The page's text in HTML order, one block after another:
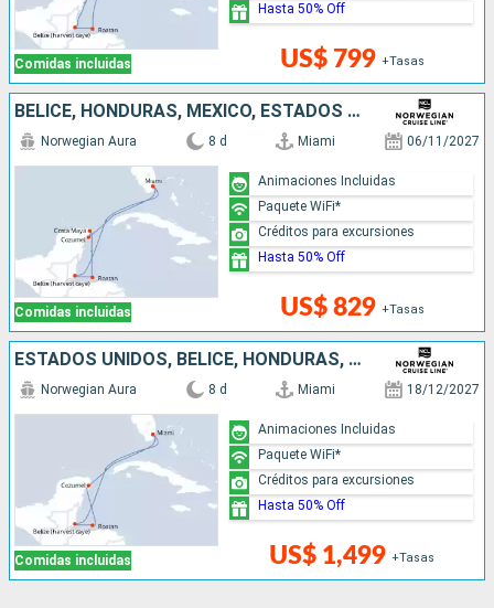
Comidas incluidas US$ 799 +Tasas
Hasta 50% Off
BELICE, HONDURAS, MÉXICO, ESTADOS UNIDOS
Comidas incluidas
Norwegian Aura 8 d Miami 06/11/2027
US$ 829 +Tasas
Animaciones Incluidas
Paquete WiFi*
Créditos para excursiones
Hasta 50% Off
ESTADOS UNIDOS, BELICE, HONDURAS, MÉXICO
Comidas incluidas
Norwegian Aura 8 d Miami 18/12/2027
US$ 1,499 +Tasas
Animaciones Incluidas
Paquete WiFi*
Créditos para excursiones
Hasta 50% Off